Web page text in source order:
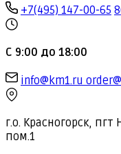
+7(495) 147-00-65
С 9:00 до 18:00
info@km1.ru
г.о. Красногорск,
пом.1